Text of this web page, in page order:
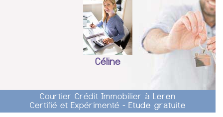
Céline
Courtier Crédit Immobilier à Leren
Certifié et Expérimenté - Etude gratuite